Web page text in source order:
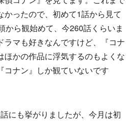
かったので、初めて1話から見て
から観始めて、今260話くらいま
マも好きなんですけど、『コナ
ほかの作品に浮気するのもよくな
コナン』しか観ていないです
にも挙がりましたが、今月は初